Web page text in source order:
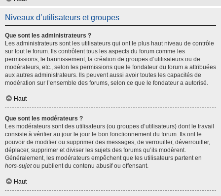
Niveaux d’utilisateurs et groupes
Que sont les administrateurs ?
Les administrateurs sont les utilisateurs qui ont le plus haut niveau de contrôle
sur tout le forum. Ils contrôlent tous les aspects du forum comme les
permissions, le bannissement, la création de groupes d’utilisateurs ou de
modérateurs, etc., selon les permissions que le fondateur du forum a attribuées
aux autres administrateurs. Ils peuvent aussi avoir toutes les capacités de
modération sur l’ensemble des forums, selon ce que le fondateur a autorisé.
Haut
Que sont les modérateurs ?
Les modérateurs sont des utilisateurs (ou groupes d’utilisateurs) dont le travail
consiste à vérifier au jour le jour le bon fonctionnement du forum. Ils ont le
pouvoir de modifier ou supprimer des messages, de verrouiller, déverrouiller,
déplacer, supprimer et diviser les sujets des forums qu’ils modèrent.
Généralement, les modérateurs empêchent que les utilisateurs partent en
hors-sujetou publient du contenu abusif ou offensant.
Haut